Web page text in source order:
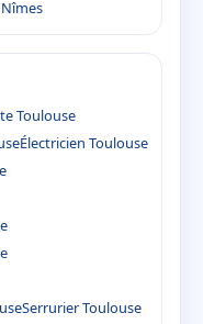
Toulouse
Électricien Toulouse
Serrurier Toulouse